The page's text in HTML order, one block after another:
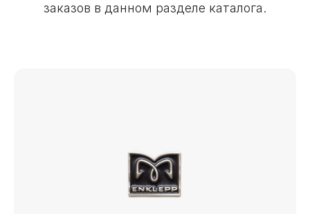
заказов в данном разделе каталога.